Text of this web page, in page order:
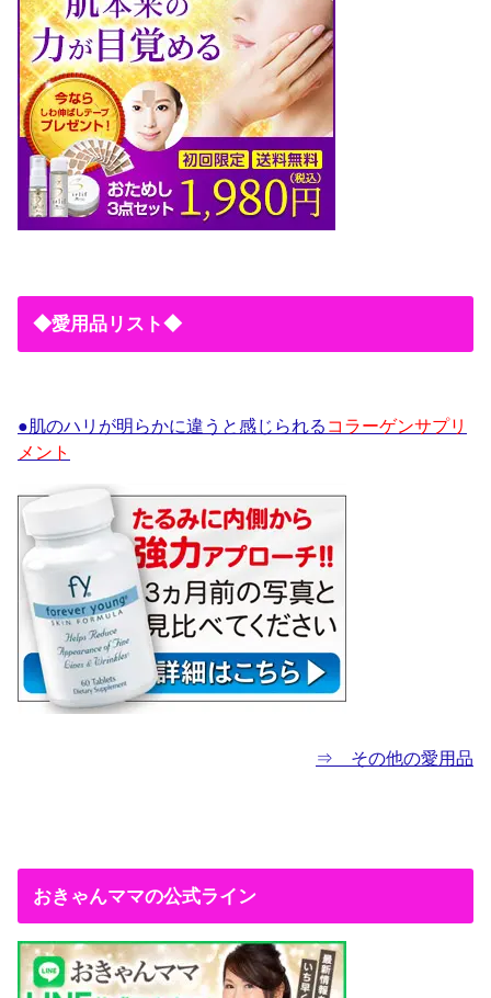
◆愛用品リスト◆
●肌のハリが明らかに違うと感じられる コラーゲンサプリ
メント
⇒ その他の愛用品
おきゃんママの公式ライン